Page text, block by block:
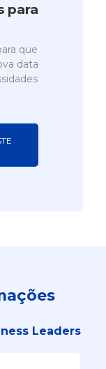
para
que
data
Leaders